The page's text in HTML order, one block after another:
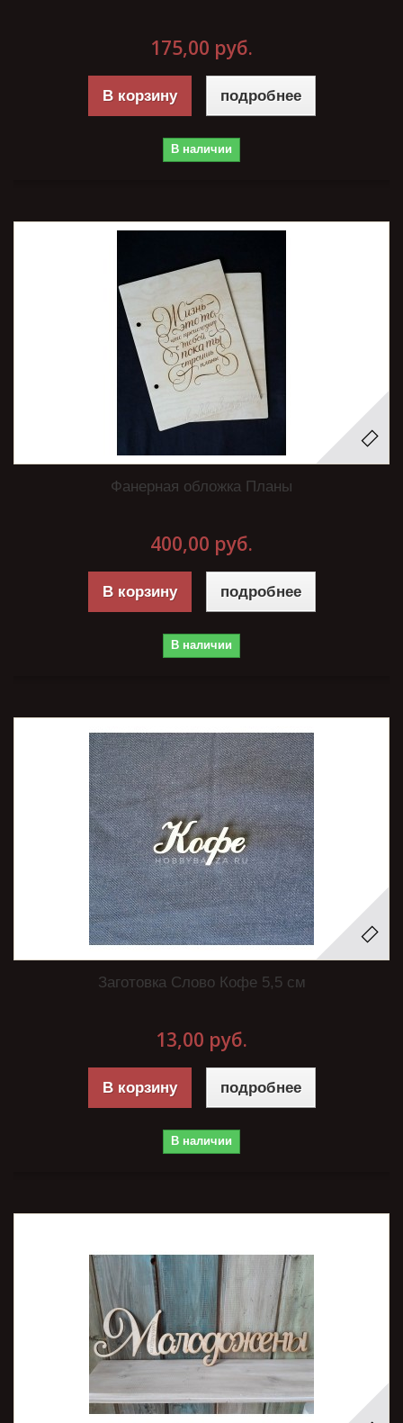
175,00 руб.
В корзину подробнее
В наличии
Фанерная обложка Планы
400,00 руб.
В корзину подробнее
В наличии
Заготовка Слово Кофе 5,5 см
13,00 руб.
В корзину подробнее
В наличии